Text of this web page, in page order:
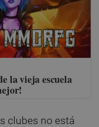
la vieja escuela
clubes no está